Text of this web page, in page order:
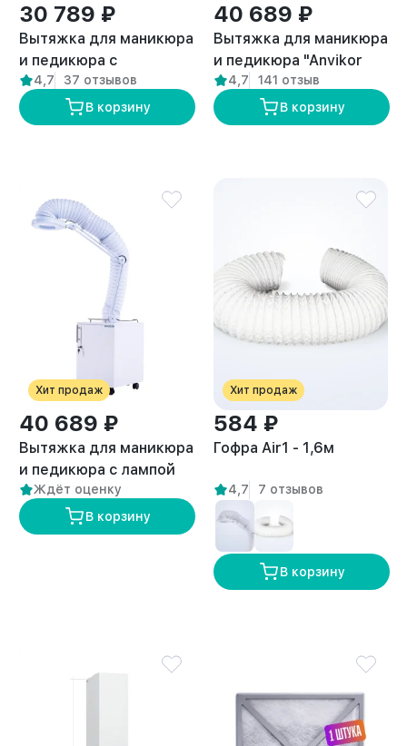
30 789 ₽
Вытяжка для маникюра
и педикюра с
подсветкой стандарт
“ANVIKOR VC-AIR-1”
4,7
37 отзывов
В корзину
40 689 ₽
Вытяжка для маникюра
и педикюра "Anvikor
DUO"
4,7
141 отзыв
В корзину
Хит продаж
40 689 ₽
Вытяжка для маникюра
и педикюра с лампой
премиум “ANVIKOR VC-
AIR-3” + Комплект
пылевых фильтров (5
Ждёт оценку
В корзину
Хит продаж
584 ₽
Гофра Air1 - 1,6м
4,7 7 отзывов
В корзину